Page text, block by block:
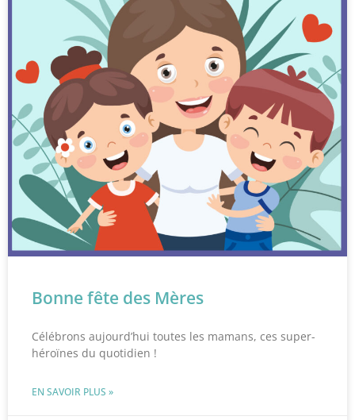
Bonne fête des Mères
Célébrons aujourd’hui toutes les mamans, ces super-
héroïnes du quotidien !
EN SAVOIR PLUS »